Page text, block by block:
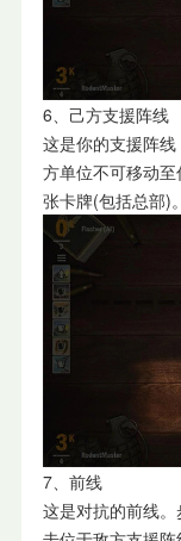
6、己方支援阵线
这是你的支援阵
方单位不可移动
张卡牌(包括总部)。
7、前线
这是对抗的前线